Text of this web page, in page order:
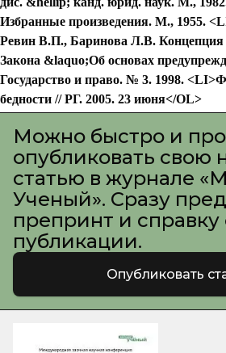
Можно быстро и
опубликовать свою
статью в журнале
Ученый». Сразу
препринт и справку
публикации.
Опубликовать